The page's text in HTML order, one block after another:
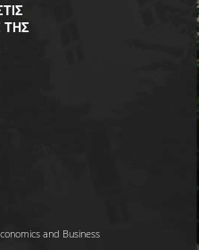
ΤΗΣ
and Business